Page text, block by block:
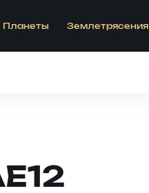
Планеты Землетрясения